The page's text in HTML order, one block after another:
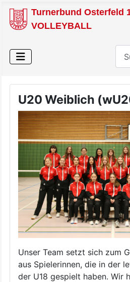
Turnerbund Osterfeld
VOLLEYBALL
U20 Weiblich
Unser Team setzt sich zum
aus Spielerinnen, die in der
der U18 gespielt haben. Wir